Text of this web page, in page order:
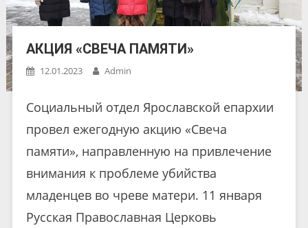
АКЦИЯ «СВЕЧА ПАМЯТИ»
12.01.2023 Admin
Социальный отдел Ярославской епархии
провел ежегодную акцию «Свеча
памяти», направленную на привлечение
внимания к проблеме убийства
младенцев во чреве матери. 11 января
Русская Православная Церковь